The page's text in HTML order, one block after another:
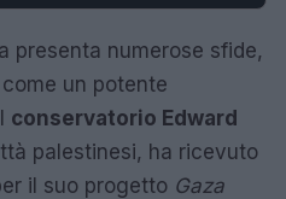
presenta numerose sfide,
un potente
conservatorio Edward
palestinesi, ha ricevuto
il suo progetto Gaza